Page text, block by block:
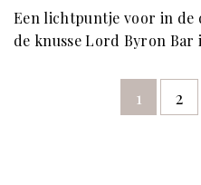
Een lichtpuntje voor in de
de knusse Lord Byron Bar
1 2